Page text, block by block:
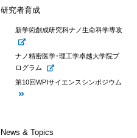
研究者育成
新学術創成研究科ナノ生命科学専攻
ナノ精密医学･理工学卓越大学院プ
ログラム
第10回WPIサイエンスシンポジウム
News & Topics